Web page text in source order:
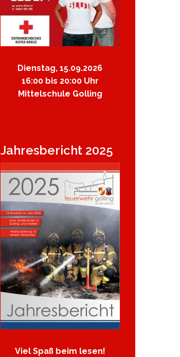
Dienstag, 15.09.2026
16:00 bis 20:00 Uhr
Mittelschule Golling
Jahresbericht 2025
Viel Spaß beim lesen!